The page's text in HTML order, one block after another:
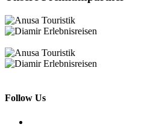
Follow Us